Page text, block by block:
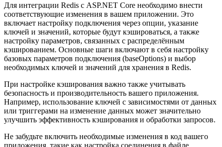
Для интеграции Redis с ASP.NET Core необходимо внести
соответствующие изменения в вашем приложении. Это
включает настройку подключения через опции, указание
ключей и значений, которые будут кэшироваться, а также
настройку параметров, связанных с распределённым
кэшированием. Основные шаги включают в себя настройку
базовых параметров подключения (baseOptions) и выбор
необходимых ключей и значений для хранения в Redis.
При настройке кэширования важно также учитывать
безопасность и производительность вашего приложения.
Например, использование ключей с зависимостями от данных
или триггерами на изменение данных может значительно
улучшить эффективность кэширования и обработки запросов.
Не забудьте включить необходимые изменения в код вашего
приложения, такие как настройка соединения в файле